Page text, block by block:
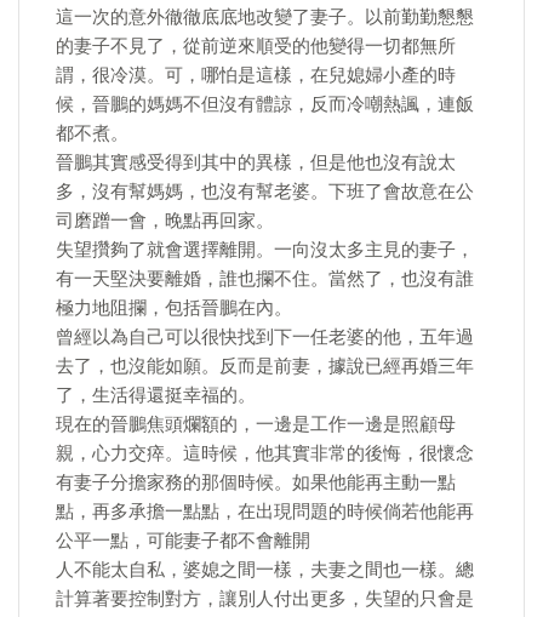
這一次的意外徹徹底底地改變了妻子。以前勤勤懇懇
的妻子不見了，從前逆來順受的他變得一切都無所
謂，很冷漠。可，哪怕是這樣，在兒媳婦小產的時
候，晉鵬的媽媽不但沒有體諒，反而冷嘲熱諷，連飯
都不煮。
晉鵬其實感受得到其中的異樣，但是他也沒有說太
多，沒有幫媽媽，也沒有幫老婆。下班了會故意在公
司磨蹭一會，晚點再回家。
失望攢夠了就會選擇離開。一向沒太多主見的妻子，
有一天堅決要離婚，誰也攔不住。當然了，也沒有誰
極力地阻攔，包括晉鵬在內。
曾經以為自己可以很快找到下一任老婆的他，五年過
去了，也沒能如願。反而是前妻，據說已經再婚三年
了，生活得還挺幸福的。
現在的晉鵬焦頭爛額的，一邊是工作一邊是照顧母
親，心力交瘁。這時候，他其實非常的後悔，很懷念
有妻子分擔家務的那個時候。如果他能再主動一點
點，再多承擔一點點，在出現問題的時候倘若他能再
公平一點，可能妻子都不會離開
人不能太自私，婆媳之間一樣，夫妻之間也一樣。總
計算著要控制對方，讓別人付出更多，失望的只會是